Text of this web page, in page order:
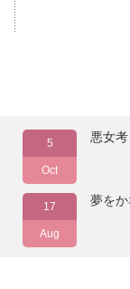
5
Oct
悪女考
17
Aug
夢をか